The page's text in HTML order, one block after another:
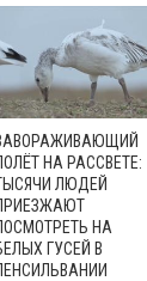
НА РАССВЕТЕ:
ЛЮДЕЙ
НА
ГУСЕЙ В